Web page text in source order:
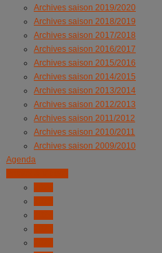
Archives saison 2019/2020
Archives saison 2018/2019
Archives saison 2017/2018
Archives saison 2016/2017
Archives saison 2015/2016
Archives saison 2014/2015
Archives saison 2013/2014
Archives saison 2012/2013
Archives saison 2011/2012
Archives saison 2010/2011
Archives saison 2009/2010
Agenda